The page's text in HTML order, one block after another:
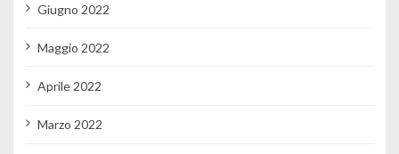
Giugno 2022
Maggio 2022
Aprile 2022
Marzo 2022